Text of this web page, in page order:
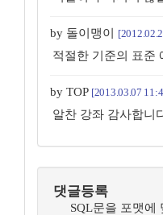
by 돌이맹이
적절한 기준의 표준
by TOP [2013.03.07
알찬 강좌 감사합니
댓글등록
SQL문을 포맷에